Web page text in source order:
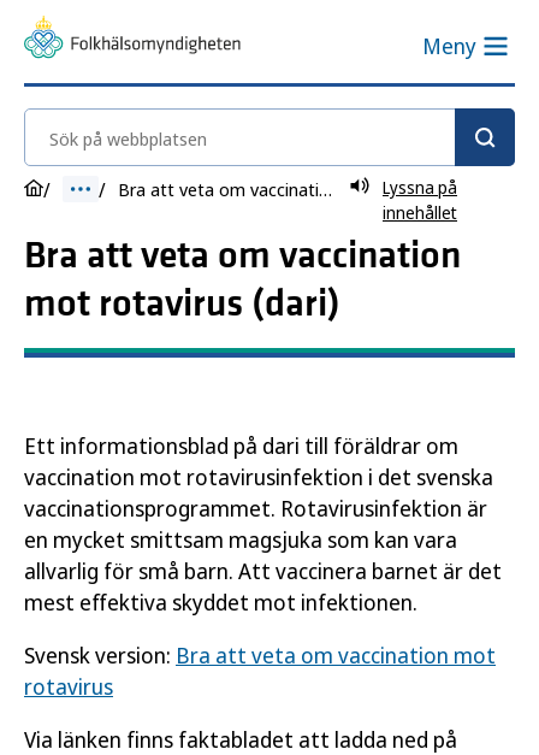
Meny
Sök på webbplatsen
Bra att veta om vaccination mot rotavirus (dari)
Lyssna på
innehållet
Bra att veta om vaccination
mot rotavirus (dari)
Ett informationsblad på dari till föräldrar om
vaccination mot rotavirusinfektion i det svenska
vaccinationsprogrammet. Rotavirusinfektion är
en mycket smittsam magsjuka som kan vara
allvarlig för små barn. Att vaccinera barnet är det
mest effektiva skyddet mot infektionen.
Svensk version: Bra att veta om vaccination mot
rotavirus
Via länken finns faktabladet att ladda ned på